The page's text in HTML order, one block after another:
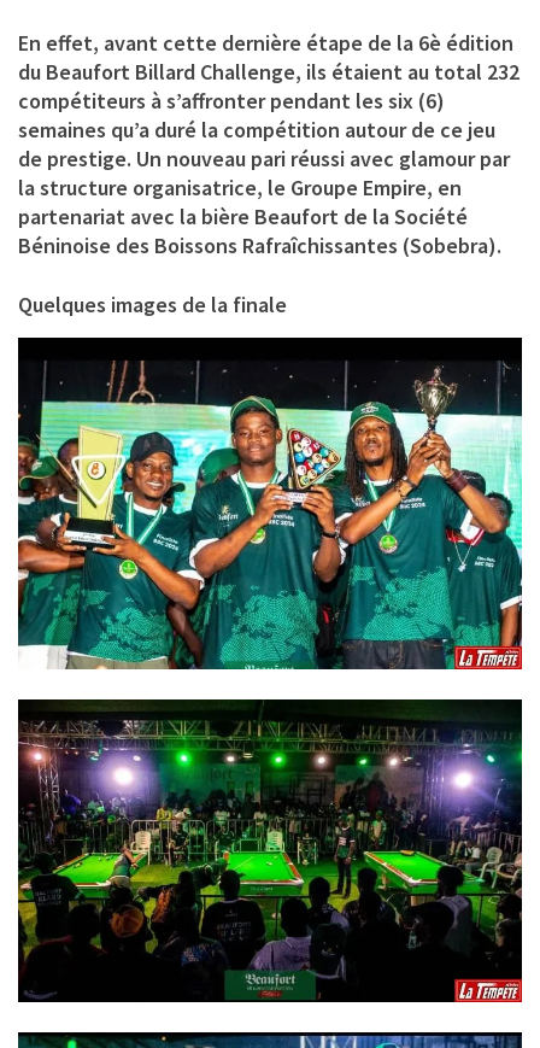
En effet, avant cette dernière étape de la 6è édition
du Beaufort Billard Challenge, ils étaient au total 232
compétiteurs à s’affronter pendant les six (6)
semaines qu’a duré la compétition autour de ce jeu
de prestige. Un nouveau pari réussi avec glamour par
la structure organisatrice, le Groupe Empire, en
partenariat avec la bière Beaufort de la Société
Béninoise des Boissons Rafraîchissantes (Sobebra).
Quelques images de la finale